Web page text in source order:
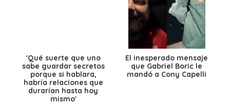
'Qué suerte que uno
sabe guardar secretos
porque si hablara,
habría relaciones que
durarían hasta hoy
mismo'
El inesperado mensaje
que Gabriel Boric le
mandó a Cony Capelli